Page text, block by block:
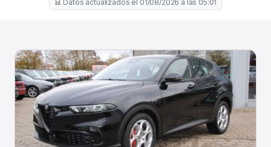
📊 Datos actualizados el 01/08/2026 a las 05:01